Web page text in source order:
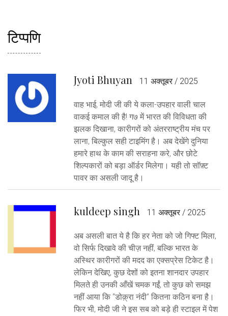
टिप्पणि
Jyoti Bhuyan 11 अक्तूबर / 2025
वाह भाई, मोदी जी की ये कला-उपहार वाली चाल
वाकई कमाल की है! ग७ में भारत की विविधता की
झलक दिखाना, कारीगरों को अंतरराष्ट्रीय मंच पर
लाना, बिल्कुल सही टाइमिंग है। अब देखेंगे दुनिया
हमारे हाथ के काम की सराहना करे, और छोटे
शिल्पकारों को बड़ा ऑर्डर मिलेगा। यही तो सॉफ़्ट
पावर का असली जादू है।
kuldeep singh 11 अक्तूबर / 2025
अब असली बात ये है कि हर नेता को जो गिफ्ट मिला,
वो सिर्फ दिखावे की चीज़ नहीं, बल्कि भारत के
अस्थिर कारीगरों की मदद का एक्सप्रेस टिकेट है।
लेकिन देखिए, कुछ देशों को इतना शानदार उपहार
मिलते ही उनकी आँखें चमक गईं, तो कुछ को समझ
नहीं आया कि “डोक़्रा नंदी” कितना कठिन बना है।
फिर भी, मोदी जी ने इस सब को बड़े ही स्टाइल में पेश